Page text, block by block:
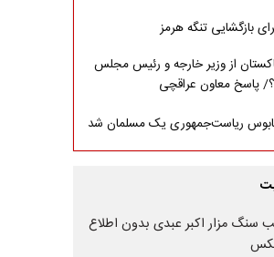
بازگشایی تنگه هرمز
از وزیر خارجه و رئیس مجلس
پاسخ معاون عراقچی
ریاست‌جمهوری یک مسلمان شد
سنگ مزار اکبر عبدی بدون اطلاع